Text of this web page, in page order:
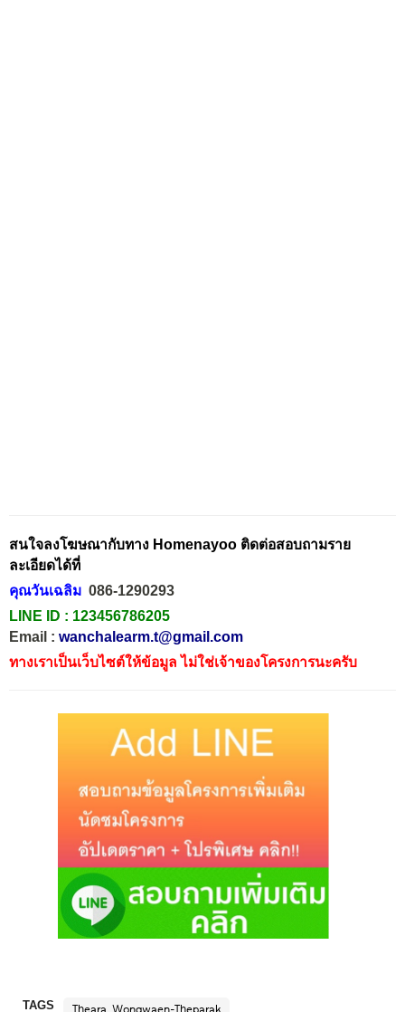
สนใจลงโฆษณากับทาง Homenayoo ติดต่อสอบถามราย
ละเอียดได้ที่
คุณวันเฉลิม 086-1290293
LINE ID : 123456786205
Email : wanchalearm.t@gmail.com
ทางเราเป็นเว็บไซต์ให้ข้อมูล ไม่ใช่เจ้าของโครงการนะครับ
TAGS